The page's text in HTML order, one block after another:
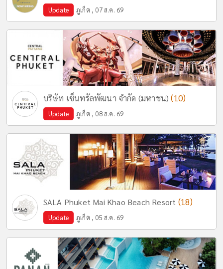
Update ภูเก็ต , 07 ส.ค. 69
บริษัท เซ็นทรัลพัฒนา จำกัด (มหาชน)(10)
Update ภูเก็ต , 08 ส.ค. 69
SALA Phuket Mai Khao Beach Resort (18)
Update ภูเก็ต , 05 ส.ค. 69